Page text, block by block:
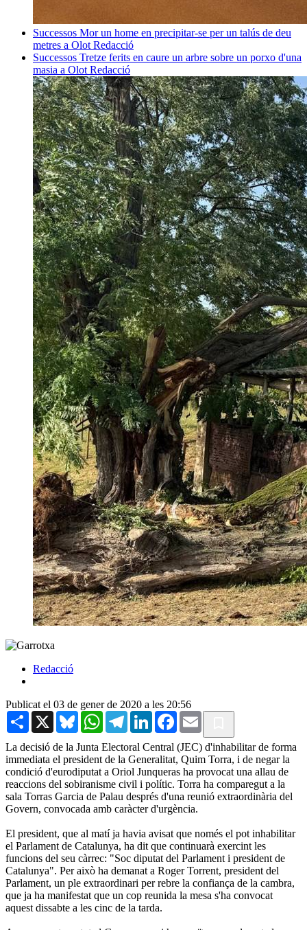
Successos Mor un home en precipitar-se per un talús de deu
metres a Olot Redacció
Successos Tretze ferits en caure un arbre sobre un porxo d'una
masia a Olot Redacció
Redacció
Publicat el 03 de gener de 2020 a les 20:56
Share X BlueskyWhatsAppTelegramLinkedInFacebook
Email
La decisió de la Junta Electoral Central (JEC) d'inhabilitar de forma
immediata el president de la Generalitat, Quim Torra, i de negar la
condició d'eurodiputat a Oriol Junqueras ha provocat una allau de
reaccions del sobiranisme civil i polític. Torra ha comparegut a la
sala Torras Garcia de Palau després d'una reunió extraordinària del
Govern, convocada amb caràcter d'urgència.
El president, que al matí ja havia avisat que només el pot inhabilitar
el Parlament de Catalunya, ha dit que continuarà exercint les
funcions del seu càrrec: "Soc diputat del Parlament i president de
Catalunya". Per això ha demanat a Roger Torrent, president del
Parlament, un ple extraordinari per rebre la confiança de la cambra,
que ja ha manifestat que un cop reunida la mesa s'ha convocat
aquest dissabte a les cinc de la tarda.